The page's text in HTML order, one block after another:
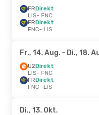
FRDirekt
LIS- FNC
FRDirekt
FNC- LIS
Fr., 14. Aug. - Di., 18.
U2Direkt
LIS- FNC
FRDirekt
FNC- LIS
Di., 13. Okt.